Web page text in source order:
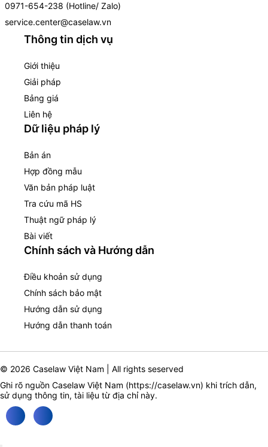
0971-654-238 (Hotline/ Zalo)
service.center@caselaw.vn
Thông tin dịch vụ
Giới thiệu
Giải pháp
Bảng giá
Liên hệ
Dữ liệu pháp lý
Bản án
Hợp đồng mẫu
Văn bản pháp luật
Tra cứu mã HS
Thuật ngữ pháp lý
Bài viết
Chính sách và Hướng dẫn
Điều khoản sử dụng
Chính sách bảo mật
Hướng dẫn sử dụng
Hướng dẫn thanh toán
© 2026 Caselaw Việt Nam | All rights seserved
Ghi rõ nguồn Caselaw Việt Nam (https://caselaw.vn) khi trích dẫn,
sử dụng thông tin, tài liệu từ địa chỉ này.